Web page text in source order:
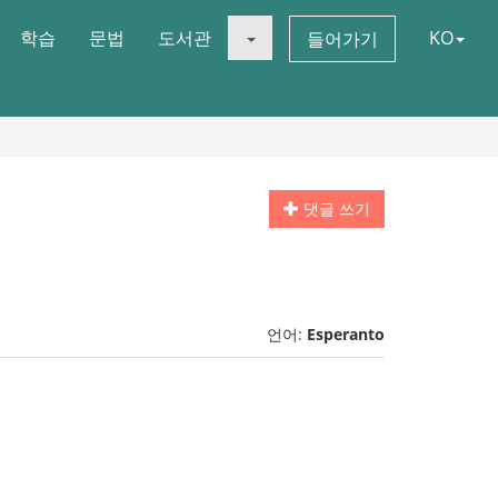
학습 문법 도서관 들어가기 KO
댓글 쓰기
언어: Esperanto